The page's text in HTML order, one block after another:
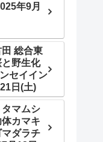
年9月
総合東
野生化
セイイン
日(土)
タマムシ
カマキ
マダラチ